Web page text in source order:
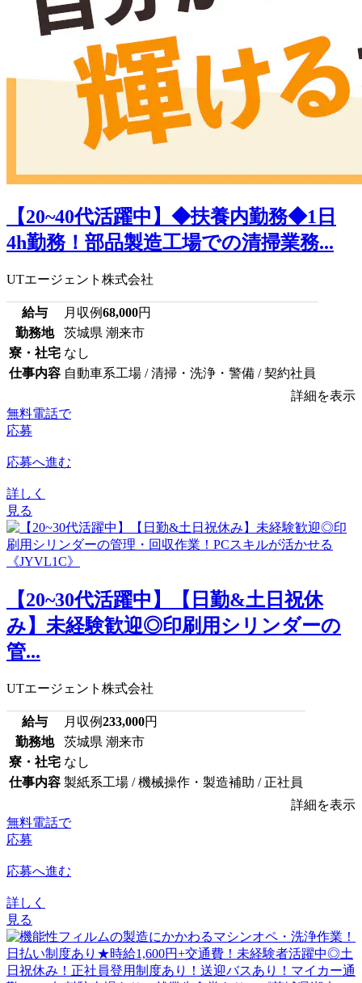
【20~40代活躍中】◆扶養内勤務◆1日
4h勤務！部品製造工場での清掃業務...
UTエージェント株式会社
給与 月収例68,000円
勤務地
茨城県 潮来市
寮・社宅 なし
仕事内容 自動車系工場 / 清掃・洗浄・警備 / 契約社員
詳細を表示
無料電話で
応募
応募へ進む
詳しく
見る
【20~30代活躍中】【日勤&土日祝休
み】未経験歓迎◎印刷用シリンダーの
管...
UTエージェント株式会社
給与 月収例233,000円
勤務地
茨城県 潮来市
寮・社宅 なし
仕事内容 製紙系工場 / 機械操作・製造補助 / 正社員
詳細を表示
無料電話で
応募
応募へ進む
詳しく
見る